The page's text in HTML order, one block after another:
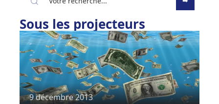
Sous les projecteurs
9 décembre 2013